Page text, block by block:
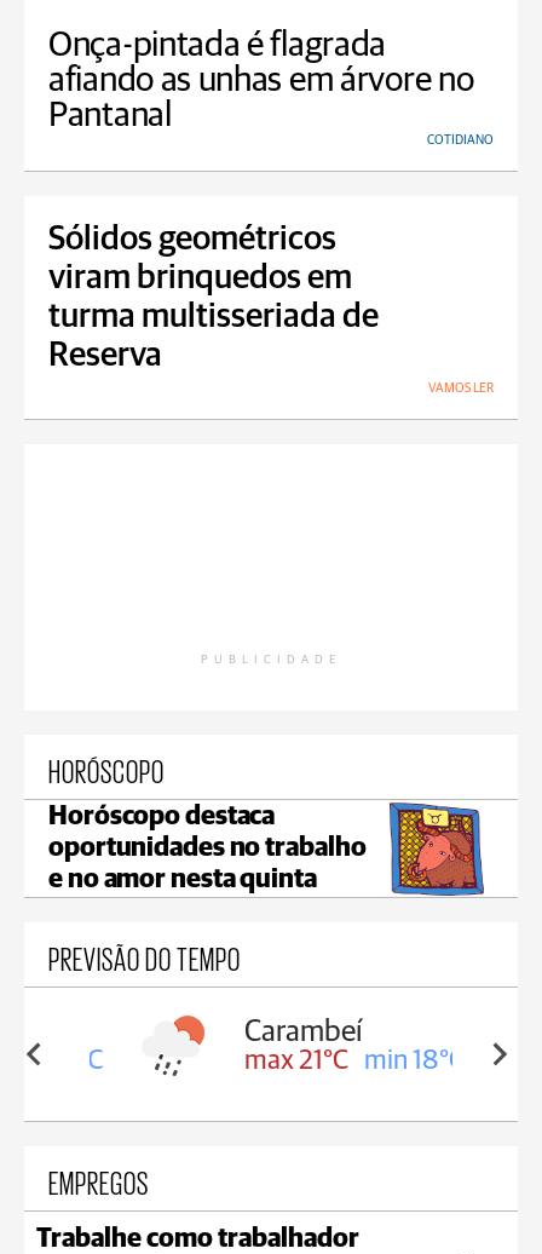
Onça-pintada é flagrada
afiando as unhas em árvore no
Pantanal
COTIDIANO
Sólidos geométricos
viram brinquedos em
turma multisseriada de
Reserva
VAMOS LER
PUBLICIDADE
HORÓSCOPO
Horóscopo destaca
oportunidades no trabalho
e no amor nesta quinta
PREVISÃO DO TEMPO
18°C
Carambeí
max 21°C min 18°C
EMPREGOS
Trabalhe como trabalhador